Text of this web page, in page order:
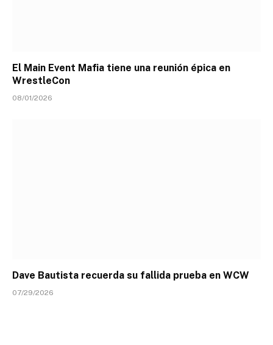
El Main Event Mafia tiene una reunión épica en
WrestleCon
08/01/2026
Dave Bautista recuerda su fallida prueba en WCW
07/29/2026